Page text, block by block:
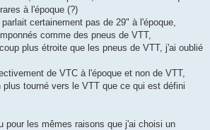
à l'époque (?)
certainement pas de 29" à l'époque,
comme des pneus de VTT,
plus étroite que les pneus de VTT, j'ai oublié
de VTC à l'époque et non de VTT,
tourné vers le VTT que ce qui est défini
pour les mêmes raisons que j'ai choisi un